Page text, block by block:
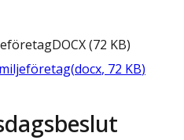
DOCX(72 KB)
(docx, 72 KB)